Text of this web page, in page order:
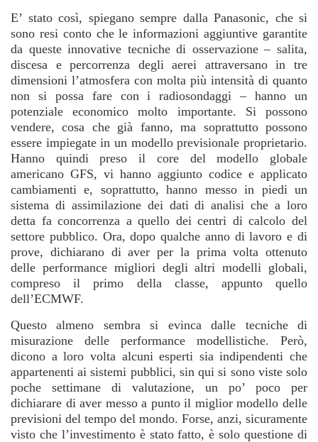
E’ stato così, spiegano sempre dalla Panasonic, che si
sono resi conto che le informazioni aggiuntive garantite
da queste innovative tecniche di osservazione – salita,
discesa e percorrenza degli aerei attraversano in tre
dimensioni l’atmosfera con molta più intensità di quanto
non si possa fare con i radiosondaggi – hanno un
potenziale economico molto importante. Si possono
vendere, cosa che già fanno, ma soprattutto possono
essere impiegate in un modello previsionale proprietario.
Hanno quindi preso il core del modello globale
americano GFS, vi hanno aggiunto codice e applicato
cambiamenti e, soprattutto, hanno messo in piedi un
sistema di assimilazione dei dati di analisi che a loro
detta fa concorrenza a quello dei centri di calcolo del
settore pubblico. Ora, dopo qualche anno di lavoro e di
prove, dichiarano di aver per la prima volta ottenuto
delle performance migliori degli altri modelli globali,
compreso il primo della classe, appunto quello
dell’ECMWF.
Questo almeno sembra si evinca dalle tecniche di
misurazione delle performance modellistiche. Però,
dicono a loro volta alcuni esperti sia indipendenti che
appartenenti ai sistemi pubblici, sin qui si sono viste solo
poche settimane di valutazione, un po’ poco per
dichiarare di aver messo a punto il miglior modello delle
previsioni del tempo del mondo. Forse, anzi, sicuramente
visto che l’investimento è stato fatto, è solo questione di